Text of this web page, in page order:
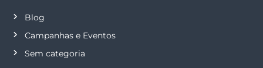
Blog
Campanhas e Eventos
Sem categoria